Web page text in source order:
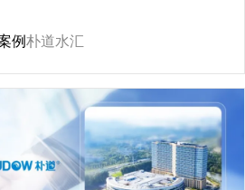
例朴道水汇